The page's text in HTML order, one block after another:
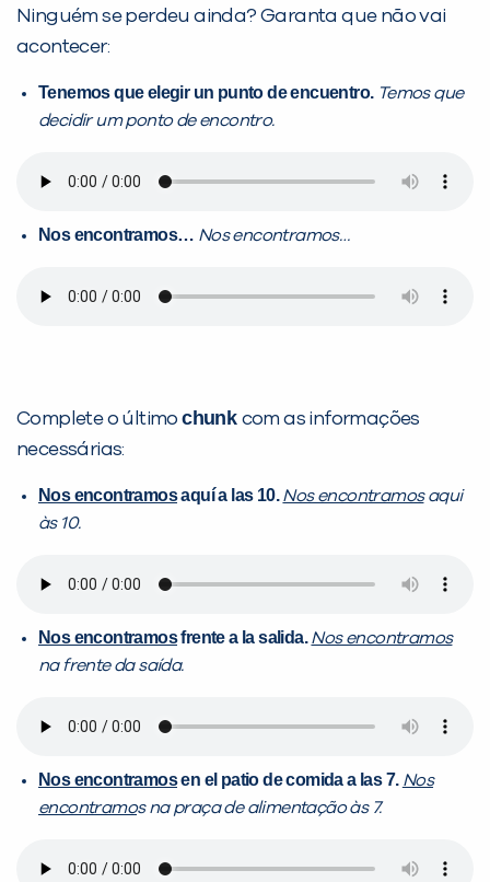
Ninguém se perdeu ainda? Garanta que não vai
acontecer:
Tenemos que elegir un punto de encuentro. Temos que
decidir um ponto de encontro.
Nos encontramos… Nos encontramos…
Complete o últimochunk com as informações
necessárias:
Nos encontramosaquí a las 10. Nos encontramosaqui
às 10.
Nos encontramosfrente a la salida. Nos encontramos
na frente da saída.
Nos encontramosen el patio de comida a las 7. Nos
encontramos na praça de alimentação às 7.